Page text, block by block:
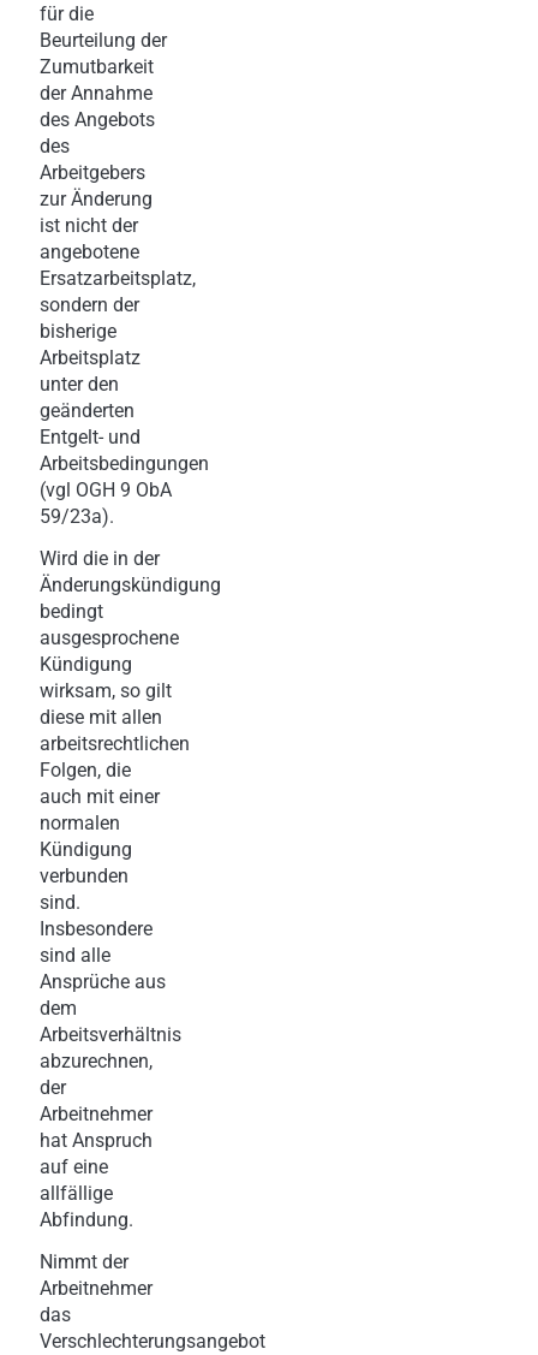
für die
Beurteilung der
Zumutbarkeit
der Annahme
des Angebots
des
Arbeitgebers
zur Änderung
ist nicht der
angebotene
Ersatzarbeitsplatz,
sondern der
bisherige
Arbeitsplatz
unter den
geänderten
Entgelt- und
Arbeitsbedingungen
(vgl OGH 9 ObA
59/23a).
Wird die in der
Änderungskündigung
bedingt
ausgesprochene
Kündigung
wirksam, so gilt
diese mit allen
arbeitsrechtlichen
Folgen, die
auch mit einer
normalen
Kündigung
verbunden
sind.
Insbesondere
sind alle
Ansprüche aus
dem
Arbeitsverhältnis
abzurechnen,
der
Arbeitnehmer
hat Anspruch
auf eine
allfällige
Abfindung.
Nimmt der
Arbeitnehmer
das
Verschlechterungsangebot